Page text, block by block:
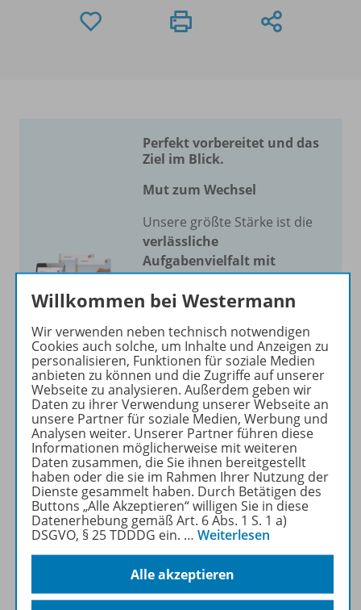
Perfekt vorbereitet und das
Ziel im Blick.
Mut zum Wechsel
Unsere größte Stärke ist die
verlässliche
Aufgabenvielfalt mit
perfekter Progression.Jede
Aufgabe funktioniertund
Probleme. Wir bieten die
meisten Aufgaben für alle
Niveaustufen.
Mehr erfahren
Produktinformationen
Beschreibung
Willkommen bei Westermann
Wir verwenden neben technisch notwendigen
Cookies auch solche, um Inhalte und Anzeigen zu
personalisieren, Funktionen für soziale Medien
anbieten zu können und die Zugriffe auf unserer
Webseite zu analysieren. Außerdem geben wir
Daten zu ihrer Verwendung unserer Webseite an
unsere Partner für soziale Medien, Werbung und
Analysen weiter. Unserer Partner führen diese
Informationen möglicherweise mit weiteren
Daten zusammen, die Sie ihnen bereitgestellt
haben oder die sie im Rahmen Ihrer Nutzung der
Dienste gesammelt haben. Durch Betätigen des
Buttons „Alle Akzeptieren“ willigen Sie in diese
Datenerhebung gemäß Art. 6 Abs. 1 S. 1 a)
DSGVO, § 25 TDDDG ein. … Weiterlesen
Alle akzeptieren